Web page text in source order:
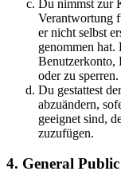
Du nimmst zur
Verantwortung
er nicht selbst
genommen hat.
Benutzerkonto,
oder zu sperren.
Du gestattest
abzuändern,
geeignet sind,
zuzufügen.
4. General